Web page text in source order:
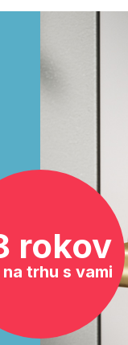
rokov
na trhu s vami